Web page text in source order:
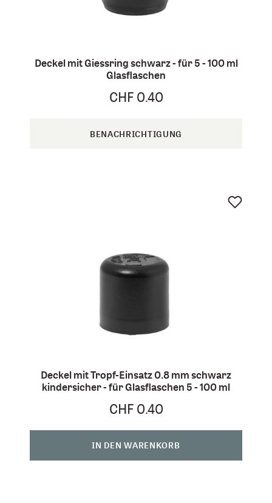
Deckel mit Giessring schwarz - für 5 - 100 ml
Glasflaschen
CHF 0.40
BENACHRICHTIGUNG
Deckel mit Tropf-Einsatz 0.8 mm schwarz
kindersicher - für Glasflaschen 5 - 100 ml
CHF 0.40
IN DEN WARENKORB